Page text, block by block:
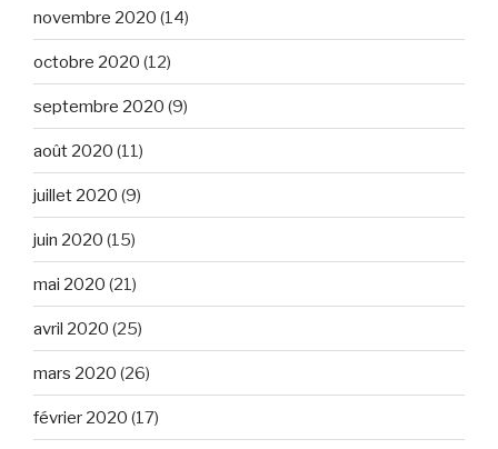
novembre 2020 (14)
octobre 2020 (12)
septembre 2020 (9)
août 2020 (11)
juillet 2020 (9)
juin 2020 (15)
mai 2020 (21)
avril 2020 (25)
mars 2020 (26)
février 2020 (17)